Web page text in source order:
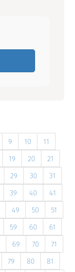
9 10
11
19 20
21
29 30
31
39 40
41
49 50
51
59 60
61
69 70
71
79 80
81